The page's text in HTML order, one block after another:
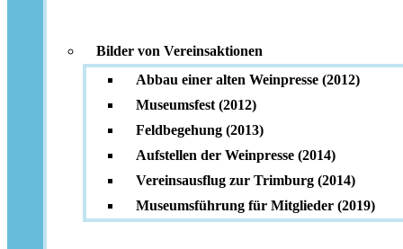
Bilder von Vereinsaktionen
Abbau einer alten Weinpresse (2012)
Museumsfest (2012)
Feldbegehung (2013)
Aufstellen der Weinpresse (2014)
Vereinsausflug zur Trimburg (2014)
Museumsführung für Mitglieder (2019)